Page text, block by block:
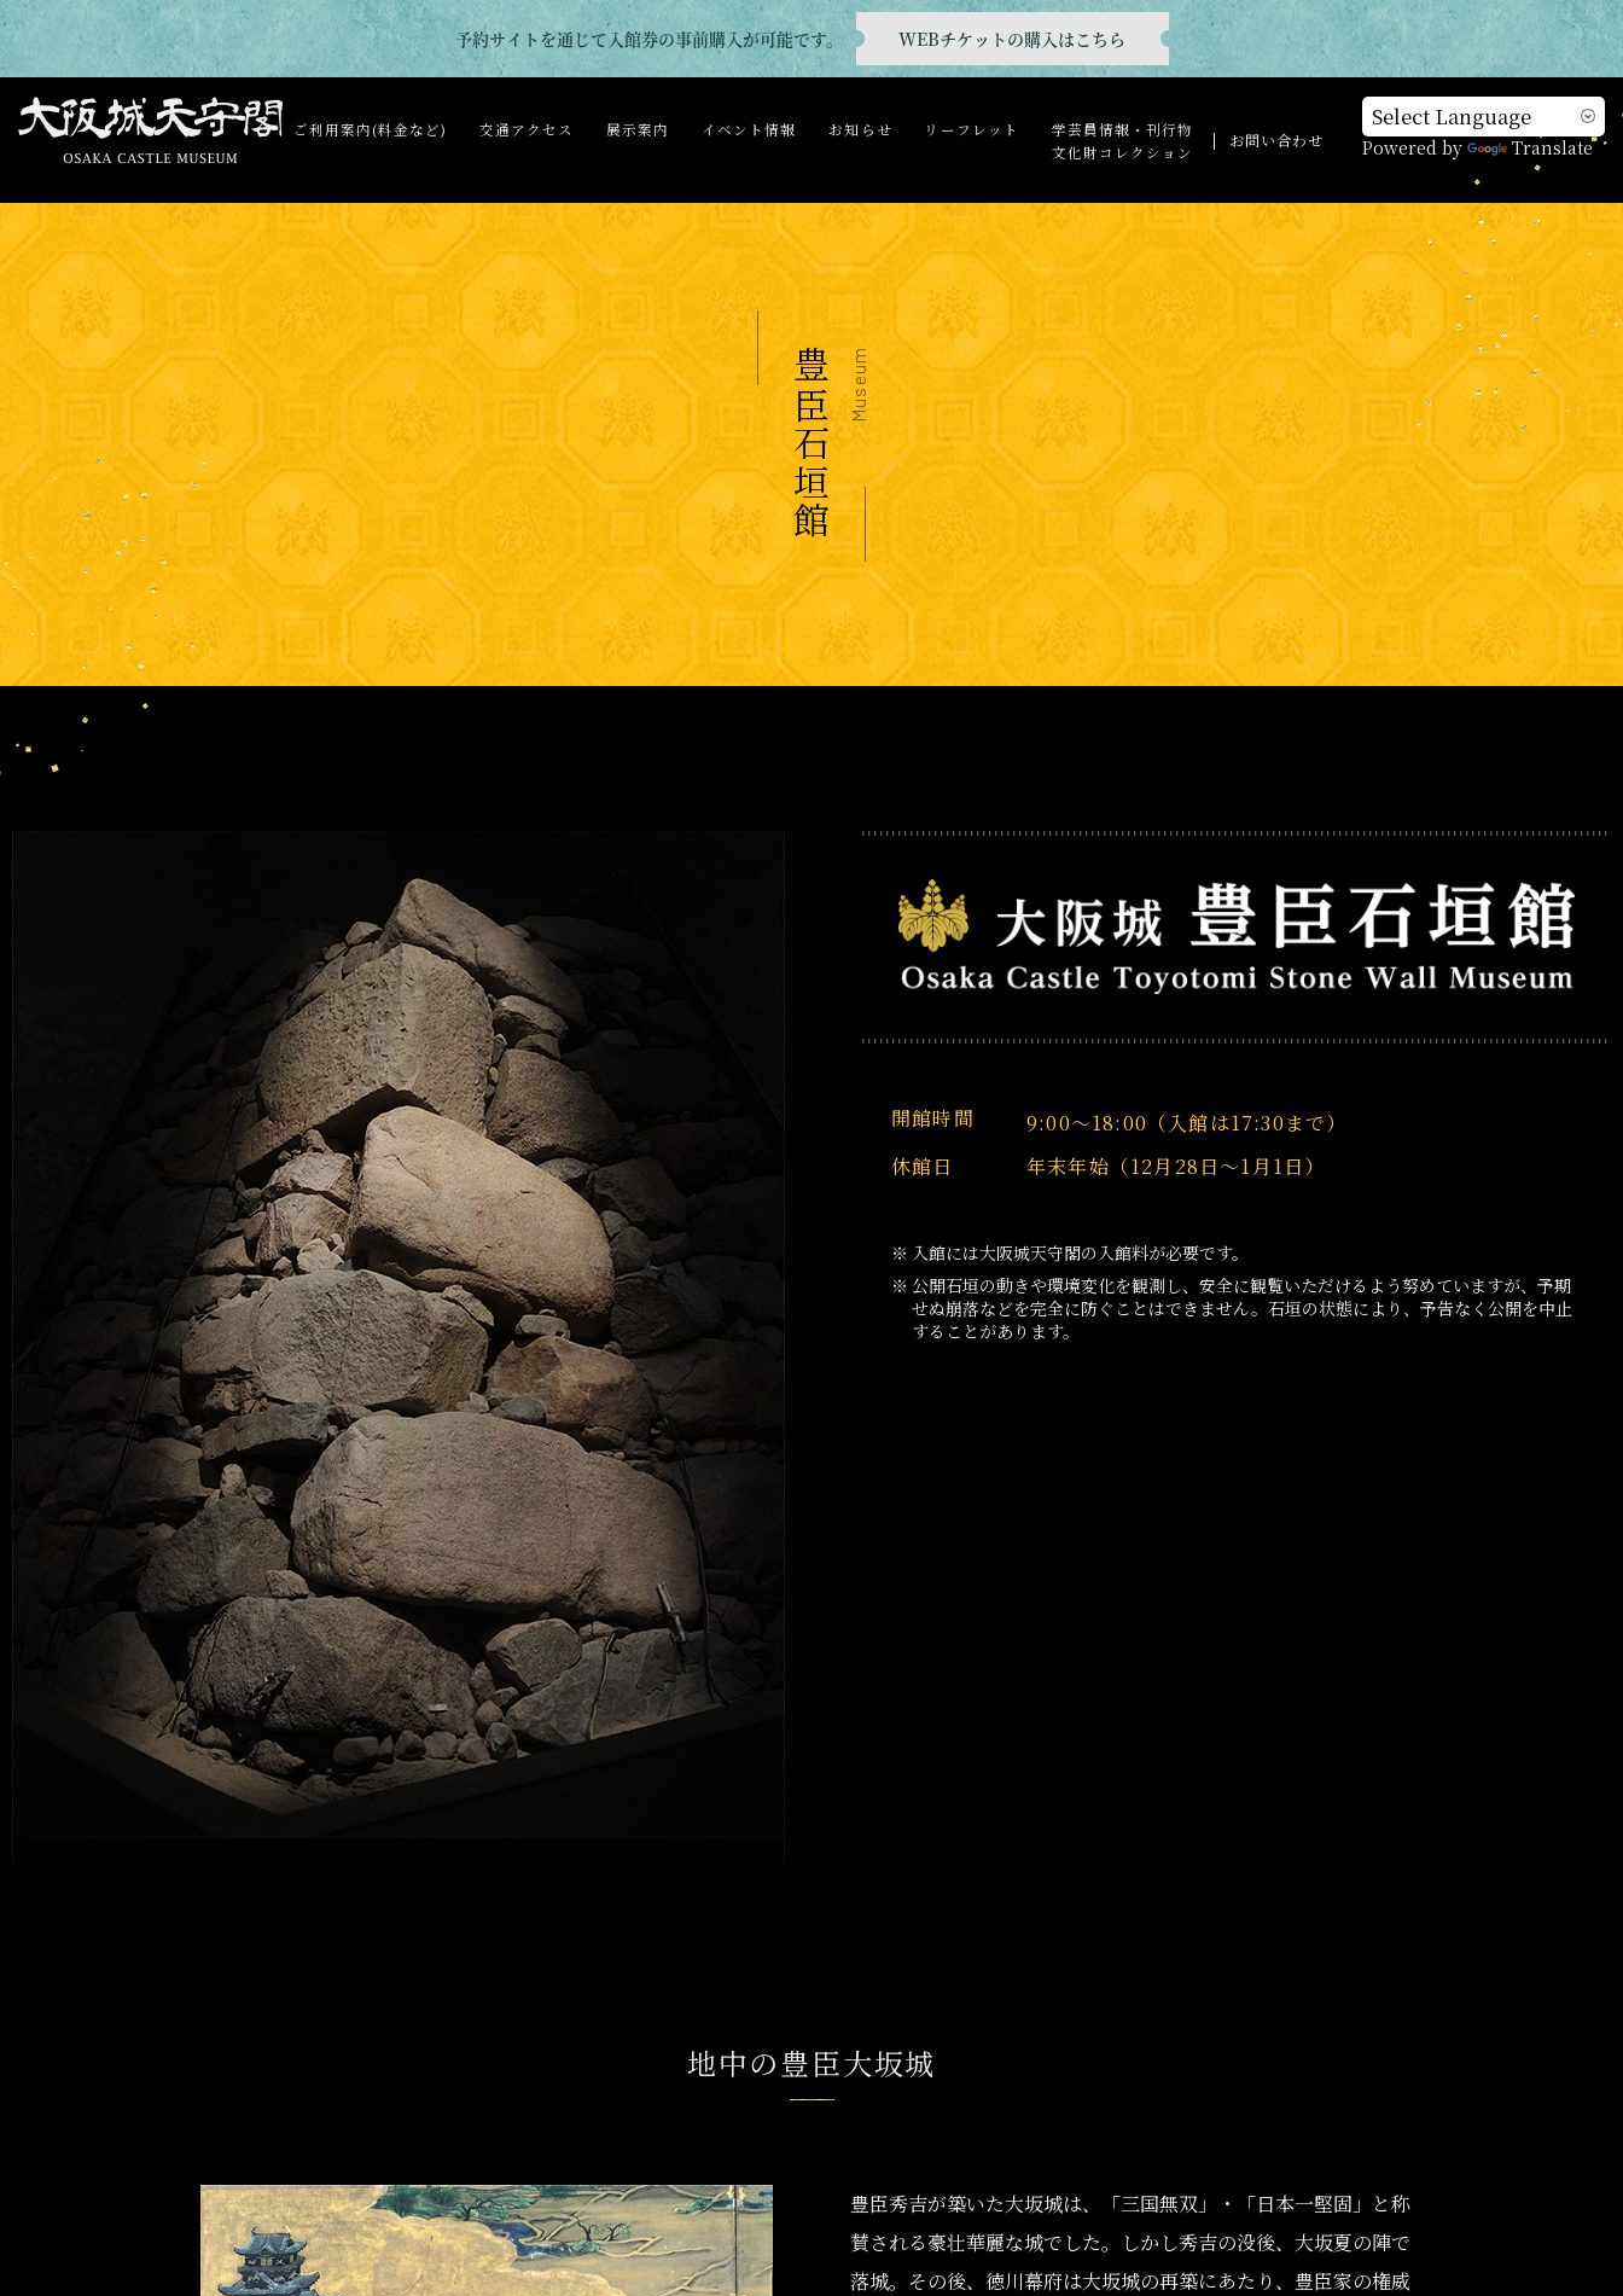
予約サイトを通じて入館券の事前購入が可能です。 WEBチケットの購入はこちら
ご利用案内(料金など) 交通アクセス 展示案内 イベント情報 お知らせ リーフレット
学芸員情報・刊行物
文化財コレクション
お問い合わせ Powered by Translate
豊臣石垣館Museum
開館時間 9:00～18:00 （入館は17:30まで）
休館日
年末年始（12月28日～1月1日）
入館には大阪城天守閣の入館料が必要です。
公開石垣の動きや環境変化を観測し、安全に観覧いただけるよう努めていますが、予期
せぬ崩落などを完全に防ぐことはできません。石垣の状態により、予告なく公開を中止
することがあります。
地中の豊臣大坂城
豊臣秀吉が築いた大坂城は、「三国無双」・「日本一堅固」と称
賛される豪壮華麗な城でした。しかし秀吉の没後、大坂夏の陣で
落城。その後、徳川幕府は大坂城の再築にあたり、豊臣家の権威